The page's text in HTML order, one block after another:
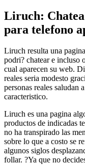
Liruch:
para telefono
Liruch resulta una
podri? chatear e incluso
cual aparecen su web.
reales seri­a modesto
personas reales saludan
caracteristico.
Liruch es una pagina
productos de indicadas
no ha transpirado las
sobre lo que a costo se
algunos siglos
follar. ?Ya que no